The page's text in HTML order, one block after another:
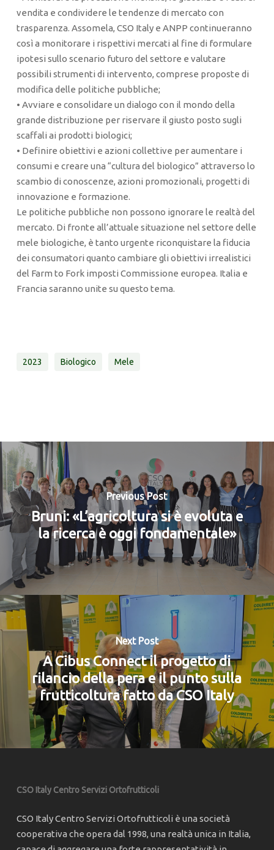
vendita e condividere le tendenze di mercato con
trasparenza. Assomela, CSO Italy e ANPP continueranno
così a monitorare i rispettivi mercati al fine di formulare
ipotesi sullo scenario futuro del settore e valutare
possibili strumenti di intervento, comprese proposte di
modifica delle politiche pubbliche;
• Avviare e consolidare un dialogo con il mondo della
grande distribuzione per riservare il giusto posto sugli
scaffali ai prodotti biologici;
• Definire obiettivi e azioni collettive per aumentare i
consumi e creare una “cultura del biologico” attraverso lo
scambio di conoscenze, azioni promozionali, progetti di
innovazione e formazione.
Le politiche pubbliche non possono ignorare le realtà del
mercato. Di fronte all’attuale situazione nel settore delle
mele biologiche, è tanto urgente riconquistare la fiducia
dei consumatori quanto cambiare gli obiettivi irrealistici
del Farm to Fork imposti Commissione europea. Italia e
Francia saranno unite su questo tema.
2023 Biologico Mele
Previous Post
Bruni: «L’agricoltura si è evoluta e
la ricerca è oggi fondamentale»
Next Post
A Cibus Connect il progetto di
rilancio della pera e il punto sulla
frutticoltura fatto da CSO Italy
CSO Italy Centro Servizi Ortofrutticoli
CSO Italy Centro Servizi Ortofrutticoli è una società
cooperativa che opera dal 1998, una realtà unica in Italia,